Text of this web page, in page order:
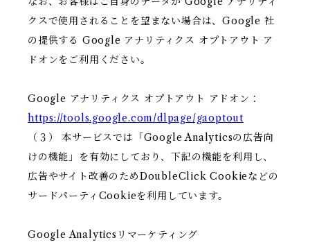
クスで使用されることを望まない場合は、Google 社
の提供する Google アナリティクス オプトアウト ア
ドオンをご利用ください。
Google アナリティクス オプトアウト アドオン：
https://tools.google.com/dlpage/gaoptout
（３） 本サービスでは「Google Analyticsの広告向
けの機能」を有効にしており、下記の機能を利用し、
広告やサイト改善のためDoubleClick Cookieなどの
サードパーティCookieを利用しています。
Google Analyticsリマーケティング